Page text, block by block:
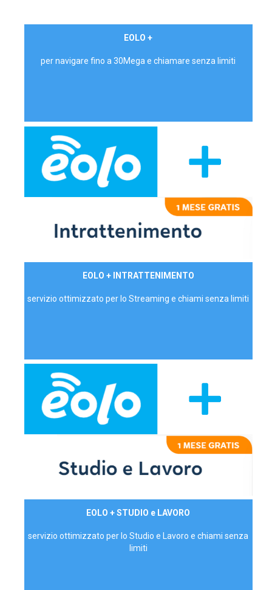
EOLO +
per navigare fino a 30Mega e chiamare senza limiti
EOLO + INTRATTENIMENTO
servizio ottimizzato per lo Streaming e chiami senza limiti
EOLO + STUDIO e LAVORO
servizio ottimizzato per lo Studio e Lavoro e chiami senza
limiti